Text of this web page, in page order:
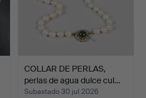
COLLAR DE PERLAS,
perlas de agua dulce cul…
Subastado 30 jul 2026